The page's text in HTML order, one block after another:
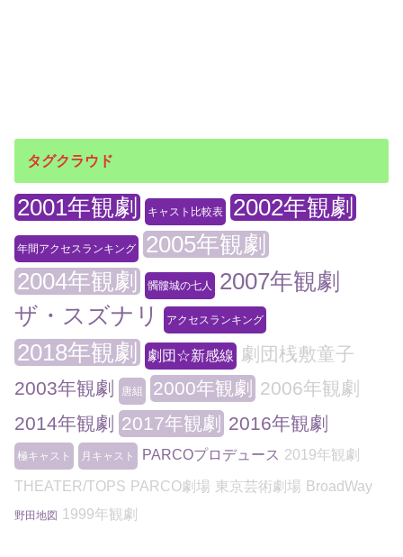
タグクラウド
2001年観劇 キャスト比較表 2002年観劇
年間アクセスランキング
2005年観劇
2004年観劇
髑髏城の七人
2007年観劇
ザ・スズナリ
アクセスランキング
2018年観劇 劇団☆新感線
劇団桟敷童子
2003年観劇
唐組 2000年観劇
2006年観劇
2014年観劇 2017年観劇 2016年観劇
極キャスト 月キャスト PARCOプロデュース 2019年観劇
THEATER/TOPS PARCO劇場 東京芸術劇場 BroadWay
野田地図 1999年観劇